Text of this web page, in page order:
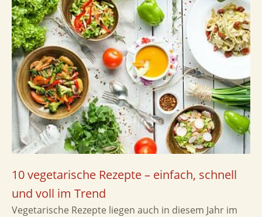
10 vegetarische Rezepte – einfach, schnell
und voll im Trend
Vegetarische Rezepte liegen auch in diesem Jahr im